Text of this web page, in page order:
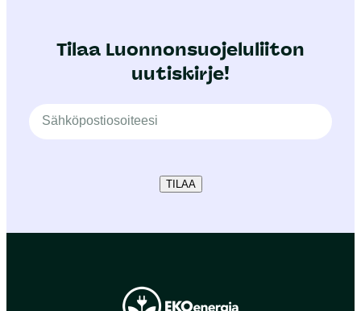
Tilaa Luonnonsuojeluliiton
uutiskirje!
TILAA